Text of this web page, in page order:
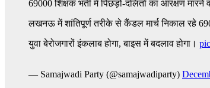
69000 शिक्षक भर्ती में पिछड़ों-दलितों का आरक्षण
लखनऊ में शांतिपूर्ण तरीके से कैंडल मार्च निकाल रहे
युवा बेरोजगारों इंकलाब होगा, बाइस में बदलाव होगा।
— Samajwadi Party (@samajwadiparty)